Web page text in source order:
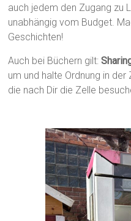
auch jedem den Zugang zu
unabhängig vom Budget.
Geschichten!
Auch bei Büchern gilt:
um und halte Ordnung in
die nach Dir die Zelle